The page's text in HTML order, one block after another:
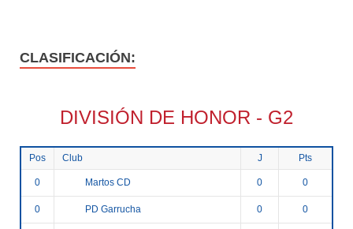
CLASIFICACIÓN:
DIVISIÓN DE HONOR - G2
Pos Club J Pts
0 Martos CD 0 0
0 PD Garrucha 0 0